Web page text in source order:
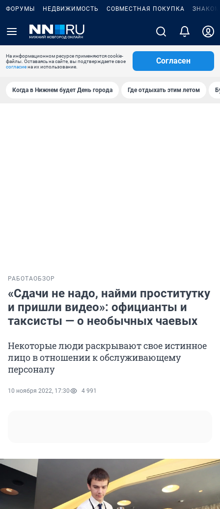
ФОРУМЫ НЕДВИЖИМОСТЬ СОВМЕСТНАЯ ПОКУПКА
На информационном ресурсе применяются cookie-
файлы. Оставаясь на сайте, вы подтверждаете свое
согласиена их использование.
Согласен
Когда в Нижнем будет День города Где отдыхать этим летом
РАБОТАОБЗОР
«Сдачи не надо, найми проститутку
и пришли видео»: официанты и
таксисты — о необычных чаевых
Некоторые люди раскрывают свое истинное
лицо в отношении к обслуживающему
персоналу
10 ноября 2022, 17:30 4 991